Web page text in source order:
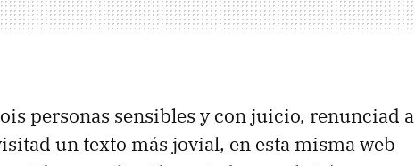
personas sensibles y con juicio, renunciad a
un texto más jovial, en esta misma web